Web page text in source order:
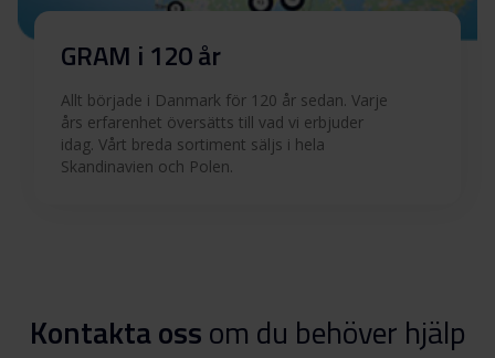
GRAM i 120 år
Allt började i Danmark för 120 år sedan. Varje
års erfarenhet översätts till vad vi erbjuder
idag. Vårt breda sortiment säljs i hela
Skandinavien och Polen.
Kontakta ossom du behöver hjälp